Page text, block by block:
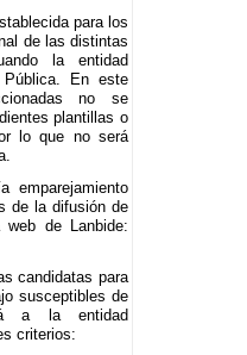
para los
de las distintas
la entidad
Pública. En este
no se
plantillas o
lo que no será
emparejamiento
de la difusión de
de Lanbide:
candidatas para
susceptibles de
a la entidad
criterios: